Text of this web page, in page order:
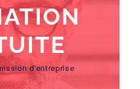
d'entreprise